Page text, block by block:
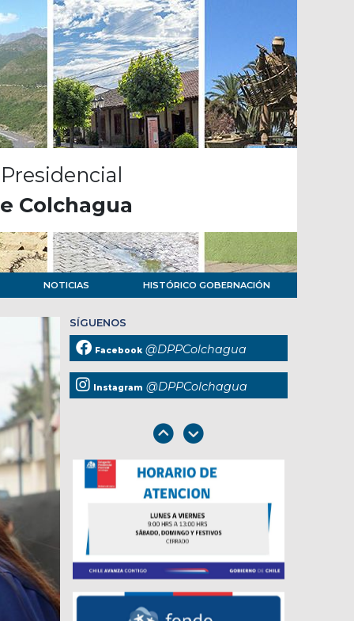
Colchagua
NOTICIAS HISTÓRICO GOBERNACIÓN
SÍGUENOS
Facebook @DPPColchagua
Instagram @DPPColchagua